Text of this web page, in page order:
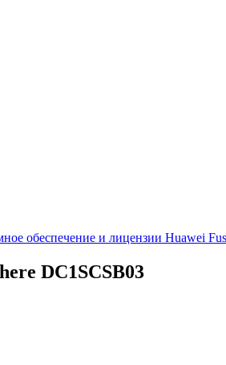
обеспечение и лицензии Huawei
DC1SCSB03